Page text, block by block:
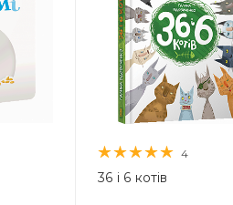
4
36 і 6 котів